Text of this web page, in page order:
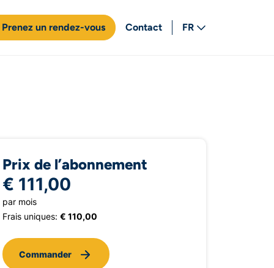
Prenez un rendez-vous Contact
FR
Prix de l’abonnement
€ 111,00
par mois
Frais uniques: € 110,00
Commander